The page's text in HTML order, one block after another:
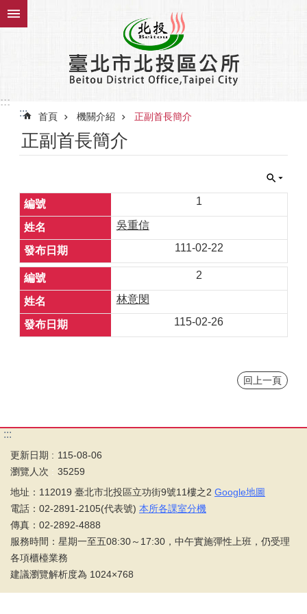
跳到主要內容區塊
:::
:::
首頁 機關介紹 正副首長簡介
正副首長簡介
1
吳重信
111-02-22
2
林意閔
115-02-26
回上一頁
:::
更新日期
115-08-06
瀏覽人次
35259
地址：112019 臺北市北投區立功街9號11樓之2 Google地圖
電話：02-2891-2105(代表號) 本所各課室分機
傳真：02-2892-4888
服務時間：星期一至五08:30～17:30，中午實施彈性上班，仍受理
各項櫃檯業務
建議瀏覽解析度為 1024×768